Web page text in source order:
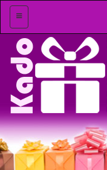
منو